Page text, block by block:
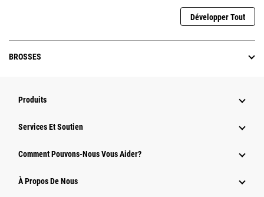
Développer Tout
BROSSES
Produits
Services Et Soutien
Comment Pouvons-Nous Vous Aider?
À Propos De Nous